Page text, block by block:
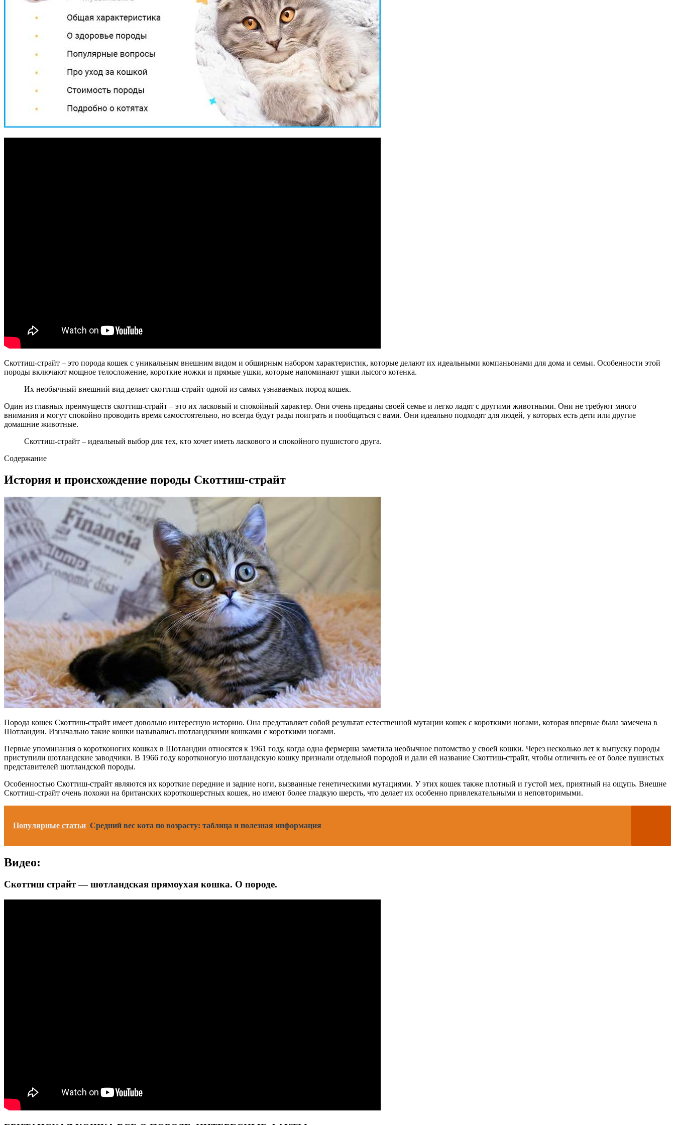
Скоттиш-страйт – это порода кошек с уникальным внешним видом и обширным набором характеристик, которые делают их идеальными компаньонами для дома и семьи. Особенности этой
породы включают мощное телосложение, короткие ножки и прямые ушки, которые напоминают ушки лысого котенка.
Их необычный внешний вид делает скоттиш-страйт одной из самых узнаваемых пород кошек.
Один из главных преимуществ скоттиш-страйт – это их ласковый и спокойный характер. Они очень преданы своей семье и легко ладят с другими животными. Они не требуют много
внимания и могут спокойно проводить время самостоятельно, но всегда будут рады поиграть и пообщаться с вами. Они идеально подходят для людей, у которых есть дети или другие
домашние животные.
Скоттиш-страйт – идеальный выбор для тех, кто хочет иметь ласкового и спокойного пушистого друга.
Содержание
История и происхождение породы Скоттиш-страйт
Порода кошек Скоттиш-страйт имеет довольно интересную историю. Она представляет собой результат естественной мутации кошек с короткими ногами, которая впервые была замечена в
Шотландии. Изначально такие кошки назывались шотландскими кошками с короткими ногами.
Первые упоминания о коротконогих кошках в Шотландии относятся к 1961 году, когда одна фермерша заметила необычное потомство у своей кошки. Через несколько лет к выпуску породы
приступили шотландские заводчики. В 1966 году коротконогую шотландскую кошку признали отдельной породой и дали ей название Скоттиш-страйт, чтобы отличить ее от более пушистых
представителей шотландской породы.
Особенностью Скоттиш-страйт являются их короткие передние и задние ноги, вызванные генетическими мутациями. У этих кошек также плотный и густой мех, приятный на ощупь. Внешне
Скоттиш-страйт очень похожи на британских короткошерстных кошек, но имеют более гладкую шерсть, что делает их особенно привлекательными и неповторимыми.
Популярные статьи Средний вес кота по возрасту: таблица и полезная информация
Видео:
Скоттиш страйт — шотландская прямоухая кошка. О породе.